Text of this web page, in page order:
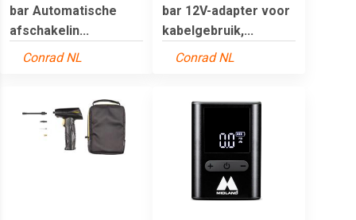
bar Automatische
afschakelin...
Conrad NL
bar 12V-adapter voor
kabelgebruik,...
Conrad NL